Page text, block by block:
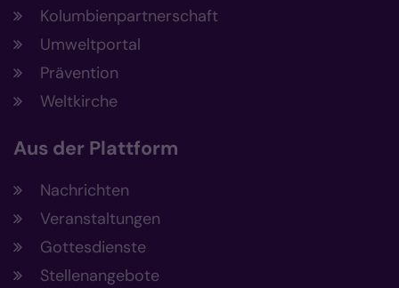
Kolumbienpartnerschaft
Umweltportal
Prävention
Weltkirche
Aus der Plattform
Nachrichten
Veranstaltungen
Gottesdienste
Stellenangebote